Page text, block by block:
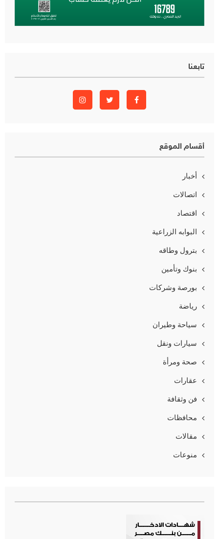
تابعنا
أقسام الموقع
أخبار
اتصالات
اقتصاد
البوابه الزراعية
بترول وطاقه
بنوك وتأمين
بورصة وشركات
رياضة
سياحة وطيران
سيارات ونقل
صحة ومرأة
عقارات
فن وثقافة
محافظات
مقالات
منوعات